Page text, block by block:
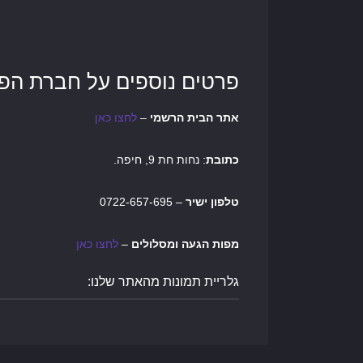
פרטים נוספים על חברת
אתר הבית הרשמי – לחצו כאן
כתובת: נחות חת 9, חיפה.
טלפון ישיר – 0722-657-695
מפות הגעה ומסלולים – לחצו כאן
גלריית תמונות מהאתר שלנו: